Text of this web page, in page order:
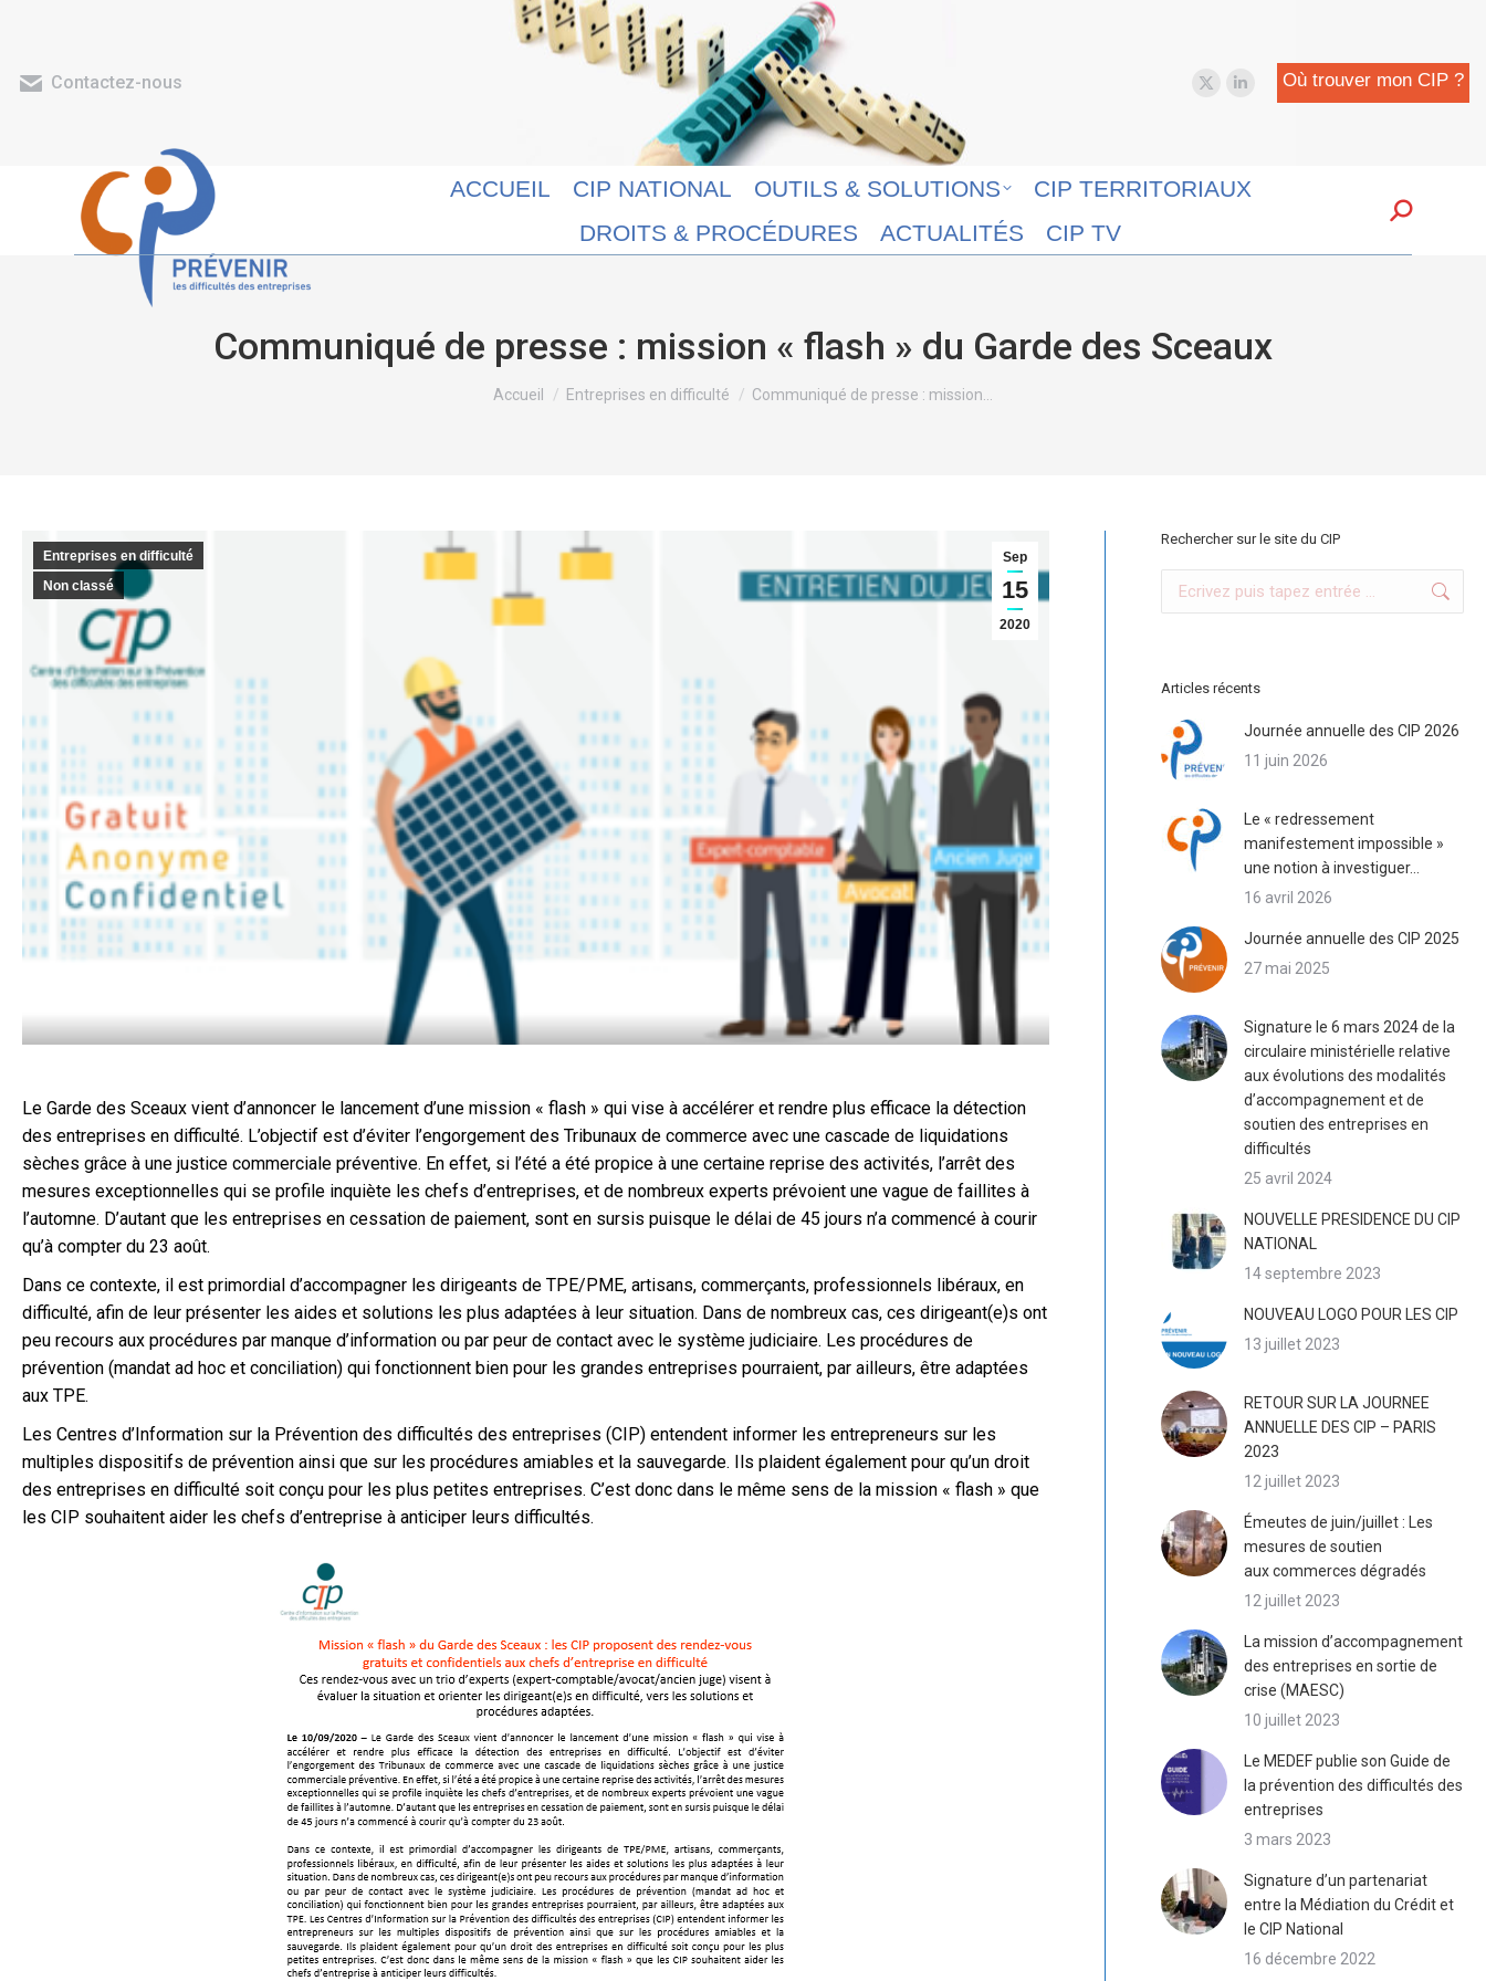
Contactez-nous
X
in
LinkedIn
in
Où trouver mon CIP ?
ACCUEIL CIP NATIONAL OUTILS & SOLUTIONS
CIP TERRITORIAUX
DROITS & PROCÉDURES
ACTUALITÉS CIP TV
Search:
Communiqué de presse : mission « flash » du Garde des Sceaux
Vous êtes ici :
Accueil Entreprises en difficulté Communiqué de presse : mission…
Sep
15
2020
Entreprises en difficulté
Non classé
Le Garde des Sceaux vient d’annoncer le lancement d’une mission « flash » qui vise à accélérer et rendre plus efficace la détection
des entreprises en difficulté. L’objectif est d’éviter l’engorgement des Tribunaux de commerce avec une cascade de liquidations
sèches grâce à une justice commerciale préventive. En effet, si l’été a été propice à une certaine reprise des activités, l’arrêt des
mesures exceptionnelles qui se profile inquiète les chefs d’entreprises, et de nombreux experts prévoient une vague de faillites à
l’automne. D’autant que les entreprises en cessation de paiement, sont en sursis puisque le délai de 45 jours n’a commencé à courir
qu’à compter du 23 août.
Dans ce contexte, il est primordial d’accompagner les dirigeants de TPE/PME, artisans, commerçants, professionnels libéraux, en
difficulté, afin de leur présenter les aides et solutions les plus adaptées à leur situation. Dans de nombreux cas, ces dirigeant(e)s ont
peu recours aux procédures par manque d’information ou par peur de contact avec le système judiciaire. Les procédures de
prévention (mandat ad hoc et conciliation) qui fonctionnent bien pour les grandes entreprises pourraient, par ailleurs, être adaptées
aux TPE.
Les Centres d’Information sur la Prévention des difficultés des entreprises (CIP) entendent informer les entrepreneurs sur les
multiples dispositifs de prévention ainsi que sur les procédures amiables et la sauvegarde. Ils plaident également pour qu’un droit
des entreprises en difficulté soit conçu pour les plus petites entreprises. C’est donc dans le même sens de la mission « flash » que
les CIP souhaitent aider les chefs d’entreprise à anticiper leurs difficultés.
Rechercher sur le site du CIP
Articles récents
Journée annuelle des CIP 2026
11 juin 2026
Le « redressement
manifestement impossible »
une notion à investiguer…
16 avril 2026
Journée annuelle des CIP 2025
27 mai 2025
Signature le 6 mars 2024 de la
circulaire ministérielle relative
aux évolutions des modalités
d’accompagnement et de
soutien des entreprises en
difficultés
25 avril 2024
NOUVELLE PRESIDENCE DU CIP
NATIONAL
14 septembre 2023
NOUVEAU LOGO POUR LES CIP
13 juillet 2023
RETOUR SUR LA JOURNEE
ANNUELLE DES CIP – PARIS
2023
12 juillet 2023
Émeutes de juin/juillet : Les
mesures de soutien
aux commerces dégradés
12 juillet 2023
La mission d’accompagnement
des entreprises en sortie de
crise (MAESC)
10 juillet 2023
Le MEDEF publie son Guide de
la prévention des difficultés des
entreprises
3 mars 2023
Signature d’un partenariat
entre la Médiation du Crédit et
le CIP National
16 décembre 2022